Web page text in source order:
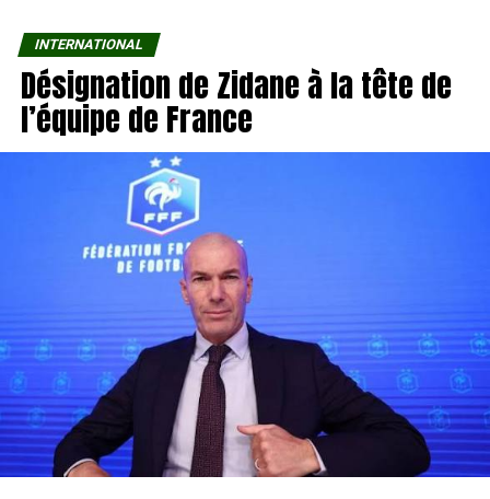
INTERNATIONAL
Désignation de Zidane à la tête de
l’équipe de France